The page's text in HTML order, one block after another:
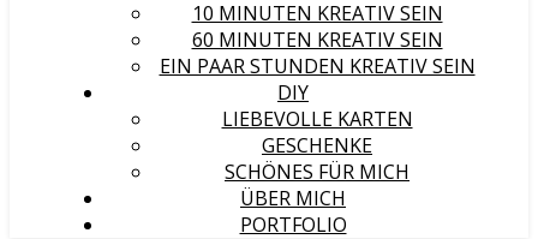
10 MINUTEN KREATIV SEIN
60 MINUTEN KREATIV SEIN
EIN PAAR STUNDEN KREATIV SEIN
DIY
LIEBEVOLLE KARTEN
GESCHENKE
SCHÖNES FÜR MICH
ÜBER MICH
PORTFOLIO